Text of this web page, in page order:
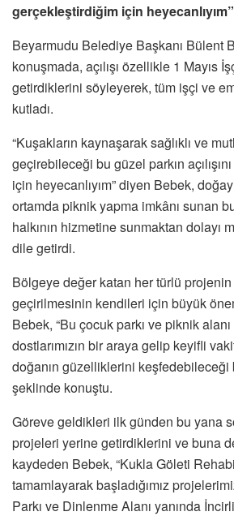
gerçekleştirdiğim için heyecanlıyım”
Beyarmudu Belediye Başkanı Bülent
konuşmada, açılışı özellikle 1 Mayıs
getirdiklerini söyleyerek, tüm işçi ve
kutladı.
“Kuşakların kaynaşarak sağlıklı ve
geçirebileceği bu güzel parkın
için heyecanlıyım” diyen Bebek,
ortamda piknik yapma imkânı sunan
halkının hizmetine sunmaktan dolayı
dile getirdi.
Bölgeye değer katan her türlü
geçirilmesinin kendileri için büyük
Bebek, “Bu çocuk parkı ve piknik
dostlarımızın bir araya gelip keyifli
doğanın güzelliklerini keşfedebileceği
şeklinde konuştu.
Göreve geldikleri ilk günden bu yana
projeleri yerine getirdiklerini ve buna
kaydeden Bebek, “Kukla Göleti
tamamlayarak başladığımız
Parkı ve Dinlenme Alanı yanında